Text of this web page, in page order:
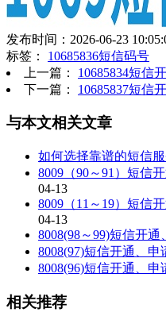
发布时间：2026-06-23
标签： 10685836短信码号
上一篇： 10685834短信
下一篇： 10685837短信
与本文相关文章
如何选择靠谱的短信服
8009（90～91）短信
04-13
8009（11～19）短信
04-13
8008(98～99)短信开
8008(97)短信开通、
8008(96)短信开通、
相关推荐